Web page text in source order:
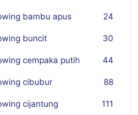
bambu apus 24
buncit 30
cempaka putih 44
cibubur 88
cijantung 111